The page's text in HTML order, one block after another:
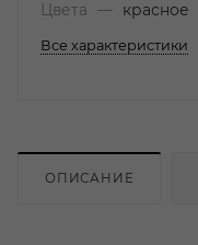
Цвета
— красное
Все характеристики
ОПИСАНИЕ